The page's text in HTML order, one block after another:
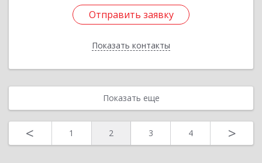
Отправить заявку
Показать контакты
Отправить заявку
Назад
Показать еще
< 1 2 3 4 >